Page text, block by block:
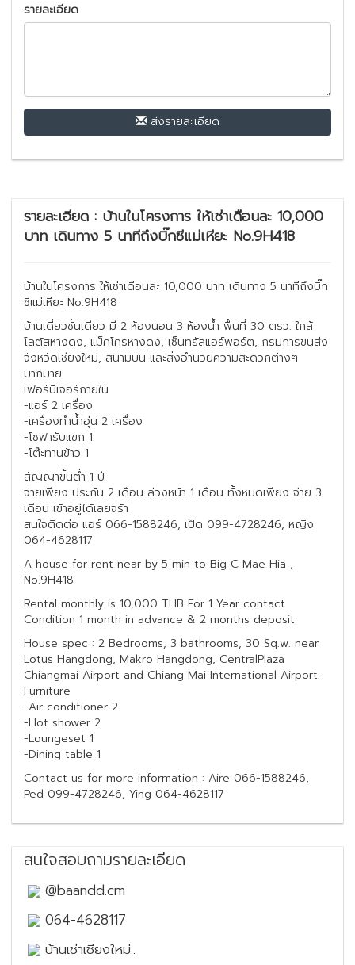
รายละเอียด
ส่งรายละเอียด
รายละเอียด : บ้านในโครงการ ให้เช่าเดือนละ 10,000
บาท เดินทาง 5 นาทีถึงบิ๊กซีแม่เหียะ No.9H418
บ้านในโครงการ ให้เช่าเดือนละ 10,000 บาท เดินทาง 5 นาทีถึงบิ๊ก
ซีแม่เหียะ No.9H418
บ้านเดี่ยวชั้นเดียว มี 2 ห้องนอน 3 ห้องน้ำ พื้นที่ 30 ตรว. ใกล้
โลตัสหางดง, แม็คโครหางดง, เซ็นทรัลแอร์พอร์ต, กรมการขนส่ง
จังหวัดเชียงใหม่, สนามบิน และสิ่งอำนวยความสะดวกต่างๆ
มากมาย
เฟอร์นิเจอร์ภายใน
-แอร์ 2 เครื่อง
-เครื่องทำน้ำอุ่น 2 เครื่อง
-โซฟารับแขก 1
-โต๊ะทานข้าว 1
สัญญาขั้นต่ำ 1 ปี
จ่ายเพียง ประกัน 2 เดือน ล่วงหน้า 1 เดือน ทั้งหมดเพียง จ่าย 3
เดือน เข้าอยู่ได้เลยจร้า
สนใจติดต่อ แอร์ 066-1588246, เป็ด 099-4728246, หญิง
064-4628117
A house for rent near by 5 min to Big C Mae Hia ,
No.9H418
Rental monthly is 10,000 THB For 1 Year contact
Condition 1 month in advance & 2 months deposit
House spec : 2 Bedrooms, 3 bathrooms, 30 Sq.w. near
Lotus Hangdong, Makro Hangdong, CentralPlaza
Chiangmai Airport and Chiang Mai International Airport.
Furniture
-Air conditioner 2
-Hot shower 2
-Loungeset 1
-Dining table 1
Contact us for more information : Aire 066-1588246,
Ped 099-4728246, Ying 064-4628117
สนใจสอบถามรายละเอียด
@baandd.cm
064-4628117
บ้านเช่าเชียงใหม่..